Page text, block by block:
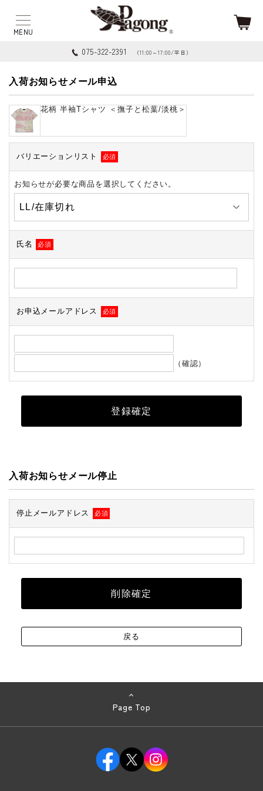
075-322-2391 （11:00～17:00/平日）
入荷お知らせメール申込
花柄 半袖Tシャツ ＜撫子と松葉/淡桃＞
バリエーションリスト 必須
お知らせが必要な商品を選択してください。
氏名 必須
お申込メールアドレス 必須
（確認）
入荷お知らせメール停止
停止メールアドレス 必須
Page Top